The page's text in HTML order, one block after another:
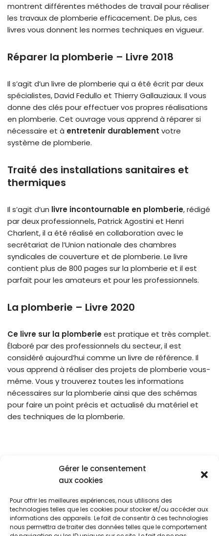
Gérer le consentement
aux cookies
Pour offrir les meilleures expériences, nous utilisons des
technologies telles que les cookies pour stocker et/ou accéder aux
informations des appareils. Le fait de consentir à ces technologies
nous permettra de traiter des données telles que le comportement
montrent différentes méthodes de travail pour réaliser
les travaux de plomberie efficacement. De plus, ces
livres vous donnent les normes techniques en vigueur.
Réparer la plomberie – Livre 2018
Il s’agit d’un livre de plomberie qui a été écrit par deux
spécialistes, David Fedullo et Thierry Gallauziaux. Il vous
donne des clés pour effectuer vos propres réalisations
en plomberie. Cet ouvrage vous apprend à réparer si
nécessaire et à entretenir durablement votre
système de plomberie.
Traité des installations sanitaires et
thermiques
Il s’agit d’un livre incontournable en plomberie, rédigé
par deux professionnels, Patrick Agostini et Henri
Charlent, il a été réalisé en collaboration avec le
secrétariat de l’Union nationale des chambres
syndicales de couverture et de plomberie. Le livre
contient plus de 800 pages sur la plomberie et il est
parfait pour les amateurs et pour les professionnels.
La plomberie – Livre 2020
Ce livre sur la plomberieest pratique et très complet.
Élaboré par des professionnels du secteur, il est
considéré aujourd’hui comme un livre de référence. Il
vous apprend à réaliser des projets de plomberie vous-
même. Vous y trouverez toutes les informations
nécessaires sur la plomberie ainsi que des schémas
pour faire un point précis et actualisé du matériel et
des techniques de la plomberie.
Blog Cookies
CGU
Politique De Confidentialité